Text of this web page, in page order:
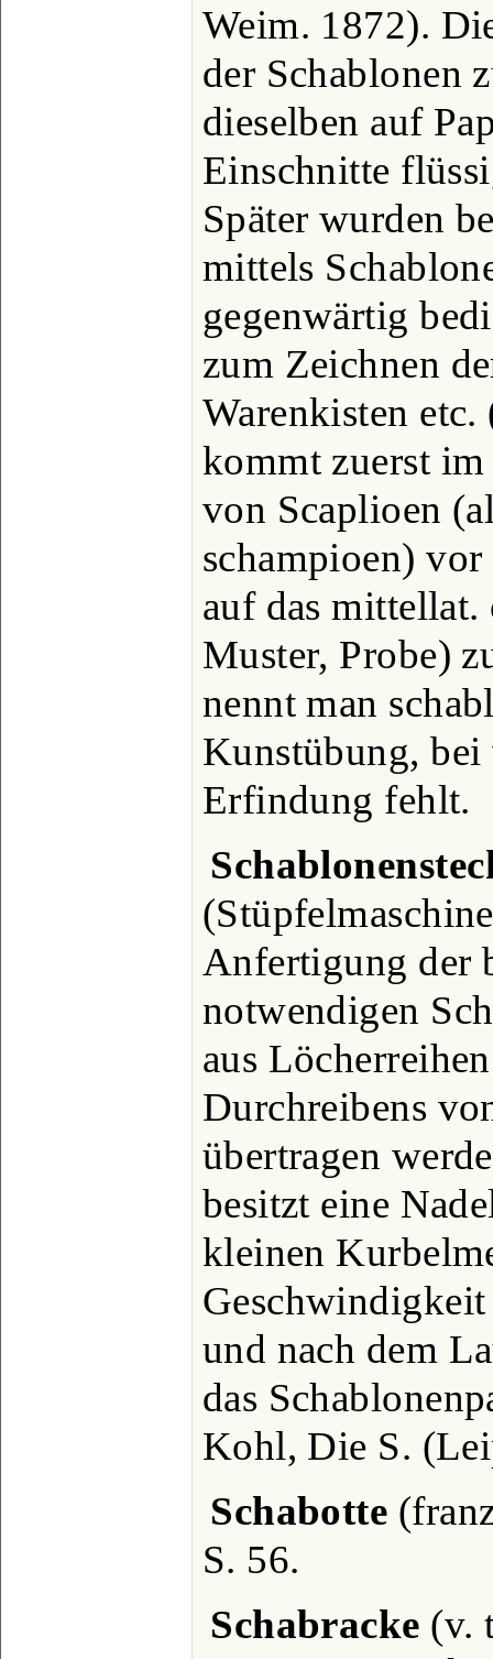
Weim. 1872).
der Schablonen
dieselben auf
Einschnitte
Später wurden
mittels
gegenwärtig
zum Zeichnen
Warenkisten
kommt zuerst
von Scaplioen
schampioen)
auf das
Muster, Probe)
nennt man
Kunstübung,
Erfindung fehlt.
Anfertigung der
notwendigen
aus
Durchreibens
übertragen
besitzt eine
kleinen
und nach dem
das
Kohl, Die S.
Schabotte
S. 56.
Schabracke (v.